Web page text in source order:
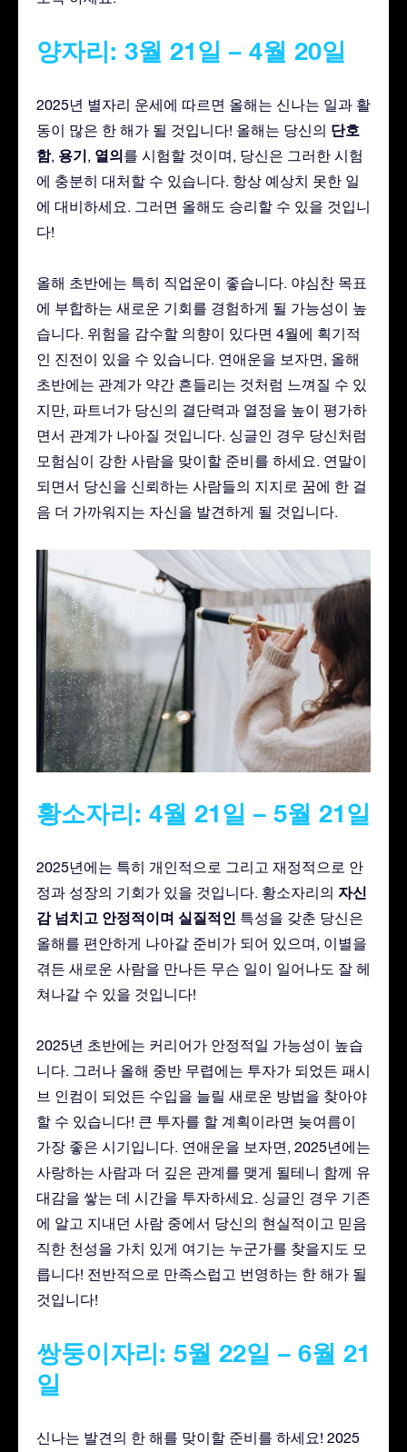
양자리: 3월 21일 – 4월 20일
2025년 별자리 운세에 따르면 올해는 신나는 일과 활
동이 많은 한 해가 될 것입니다! 올해는 당신의 단호
함, 용기, 열의를 시험할 것이며, 당신은 그러한 시험
에 충분히 대처할 수 있습니다. 항상 예상치 못한 일
에 대비하세요. 그러면 올해도 승리할 수 있을 것입니
다!
올해 초반에는 특히 직업운이 좋습니다. 야심찬 목표
에 부합하는 새로운 기회를 경험하게 될 가능성이 높
습니다. 위험을 감수할 의향이 있다면 4월에 획기적
인 진전이 있을 수 있습니다. 연애운을 보자면, 올해
초반에는 관계가 약간 흔들리는 것처럼 느껴질 수 있
지만, 파트너가 당신의 결단력과 열정을 높이 평가하
면서 관계가 나아질 것입니다. 싱글인 경우 당신처럼
모험심이 강한 사람을 맞이할 준비를 하세요. 연말이
되면서 당신을 신뢰하는 사람들의 지지로 꿈에 한 걸
음 더 가까워지는 자신을 발견하게 될 것입니다.
황소자리: 4월 21일 – 5월 21일
2025년에는 특히 개인적으로 그리고 재정적으로 안
정과 성장의 기회가 있을 것입니다. 황소자리의 자신
감 넘치고 안정적이며 실질적인 특성을 갖춘 당신은
올해를 편안하게 나아갈 준비가 되어 있으며, 이별을
겪든 새로운 사람을 만나든 무슨 일이 일어나도 잘 헤
쳐나갈 수 있을 것입니다!
2025년 초반에는 커리어가 안정적일 가능성이 높습
니다. 그러나 올해 중반 무렵에는 투자가 되었든 패시
브 인컴이 되었든 수입을 늘릴 새로운 방법을 찾아야
할 수 있습니다! 큰 투자를 할 계획이라면 늦여름이
가장 좋은 시기입니다. 연애운을 보자면, 2025년에는
사랑하는 사람과 더 깊은 관계를 맺게 될테니 함께 유
대감을 쌓는 데 시간을 투자하세요. 싱글인 경우 기존
에 알고 지내던 사람 중에서 당신의 현실적이고 믿음
직한 천성을 가치 있게 여기는 누군가를 찾을지도 모
릅니다! 전반적으로 만족스럽고 번영하는 한 해가 될
것입니다!
쌍둥이자리: 5월 22일 – 6월 21
일
신나는 발견의 한 해를 맞이할 준비를 하세요! 2025